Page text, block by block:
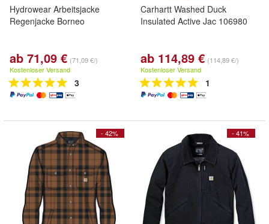
Hydrowear Arbeitsjacke
Regenjacke Borneo
ab 71,09 € (71,09 €/)
Kostenloser Versand
3
Carhartt Washed Duck
Insulated Active Jac 106980
ab 114,89 € (114,89 €/)
Kostenloser Versand
1
- 42% - 41%